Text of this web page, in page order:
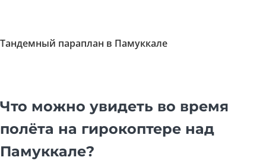
Тандемный параплан в Памуккале
Что можно увидеть во время
полёта на гирокоптере над
Памуккале?